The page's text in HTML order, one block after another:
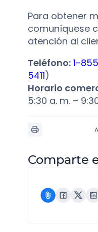
Para obtener
comuníquese
atención al
Teléfono: 1-
5411)
Horario
5:30 a. m. –
Comparte